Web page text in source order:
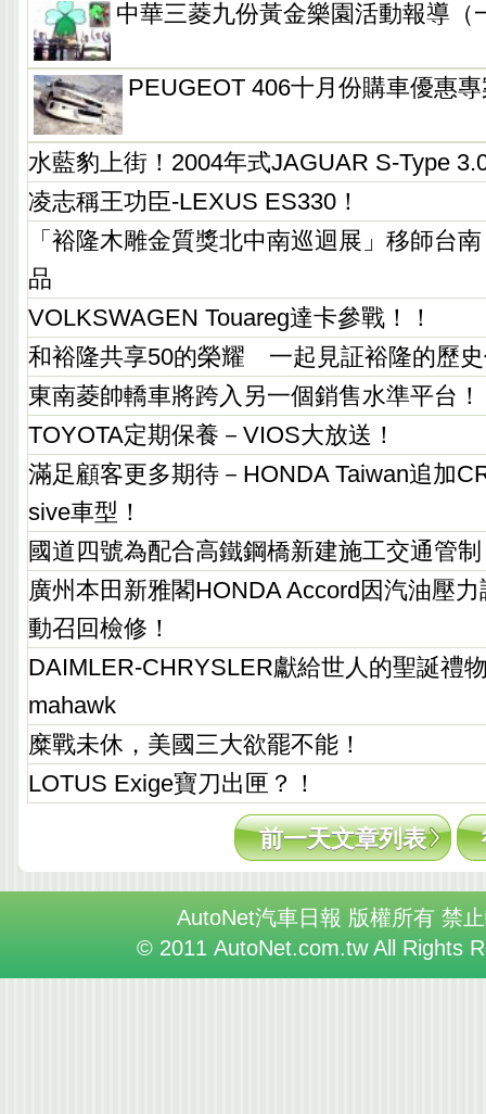
中華三菱九份黃金樂園活動報導（
PEUGEOT 406十月份購車優惠專
水藍豹上街！2004年式JAGUAR S-Type
凌志稱王功臣-LEXUS ES330！
「裕隆木雕金質獎北中南巡迴展」移師台
品
VOLKSWAGEN Touareg達卡參戰！！
和裕隆共享50的榮耀 一起見証裕隆的歷
東南菱帥轎車將跨入另一個銷售水準平台！
TOYOTA定期保養－VIOS大放送！
滿足顧客更多期待－HONDA Taiwan追加
sive車型！
國道四號為配合高鐵鋼橋新建施工交通管制
廣州本田新雅閣HONDA Accord因汽油壓
動召回檢修！
DAIMLER-CHRYSLER獻給世人的聖誕禮
mahawk
糜戰未休，美國三大欲罷不能！
LOTUS Exige寶刀出匣？！
前一天文章列表
AutoNet汽車日報 版權所有 禁
© 2011 AutoNet.com.tw All Rights